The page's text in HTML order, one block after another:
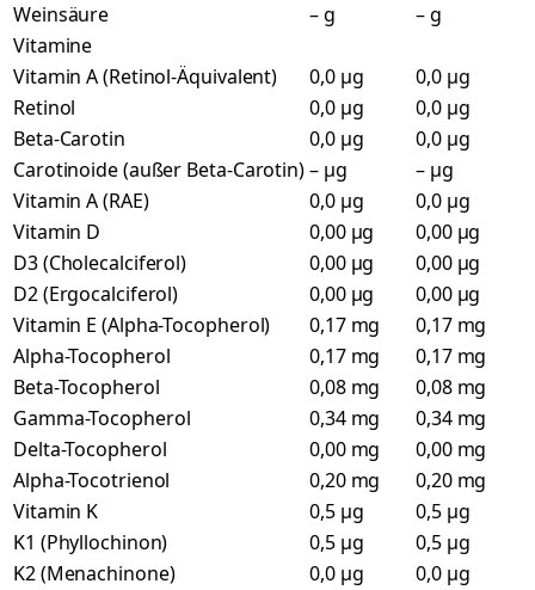
Weinsäure
– g
– g
Vitamine
Vitamin A (Retinol-Äquivalent)
0,0 µg
0,0 µg
Retinol
0,0 µg
0,0 µg
Beta-Carotin
0,0 µg
0,0 µg
Carotinoide (außer Beta-Carotin)– µg
– µg
Vitamin A (RAE)
0,0 µg
0,0 µg
Vitamin D
0,00 µg
0,00 µg
D3 (Cholecalciferol)
0,00 µg
0,00 µg
D2 (Ergocalciferol)
0,00 µg
0,00 µg
Vitamin E (Alpha-Tocopherol)
0,17 mg
0,17 mg
Alpha-Tocopherol
0,17 mg
0,17 mg
Beta-Tocopherol
0,08 mg
0,08 mg
Gamma-Tocopherol
0,34 mg
0,34 mg
Delta-Tocopherol
0,00 mg
0,00 mg
Alpha-Tocotrienol
0,20 mg
0,20 mg
Vitamin K
0,5 µg
0,5 µg
K1 (Phyllochinon)
0,5 µg
0,5 µg
K2 (Menachinone)
0,0 µg
0,0 µg